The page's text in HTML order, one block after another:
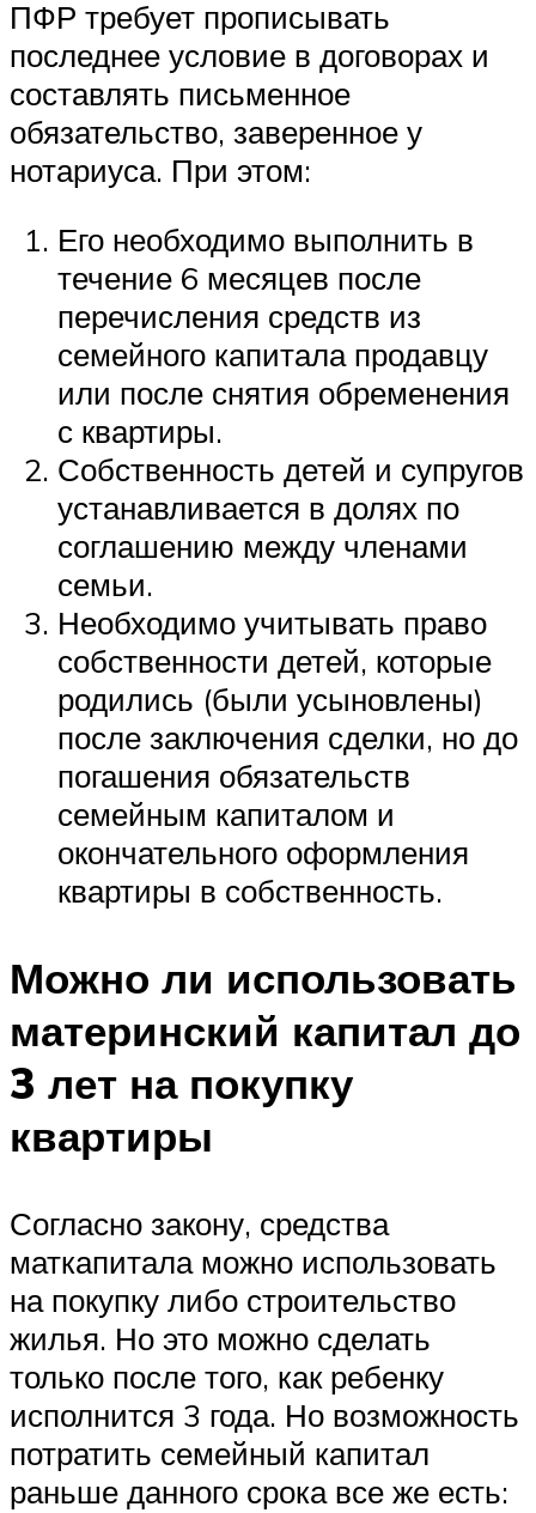
ПФР требует прописывать
последнее условие в договорах и
составлять письменное
обязательство, заверенное у
нотариуса. При этом:
Его необходимо выполнить в
течение 6 месяцев после
перечисления средств из
семейного капитала продавцу
или после снятия обременения
с квартиры.
Собственность детей и супругов
устанавливается в долях по
соглашению между членами
семьи.
Необходимо учитывать право
собственности детей, которые
родились (были усыновлены)
после заключения сделки, но до
погашения обязательств
семейным капиталом и
окончательного оформления
квартиры в собственность.
Можно ли использовать
материнский капитал до
3 лет на покупку
квартиры
Согласно закону, средства
маткапитала можно использовать
на покупку либо строительство
жилья. Но это можно сделать
только после того, как ребенку
исполнится 3 года. Но возможность
потратить семейный капитал
раньше данного срока все же есть: